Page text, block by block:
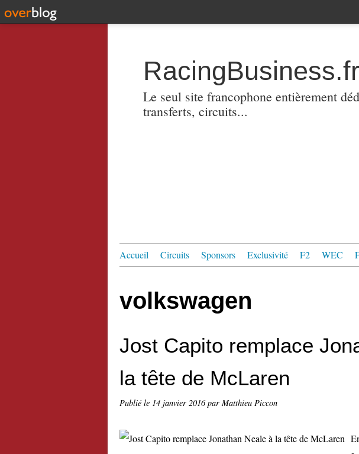
RacingBusiness.fr
Le seul site francophone entièrement
transferts, circuits...
Accueil Circuits Sponsors Exclusivité F2 WEC
volkswagen
Jost Capito remplace
la tête de McLaren
Publié le 14 janvier 2016par Matthieu Piccon